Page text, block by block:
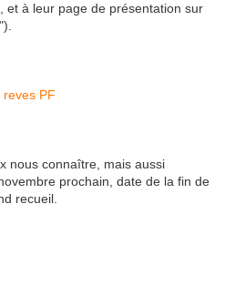
et à leur page de présentation sur
nous connaître, mais aussi
prochain, date de la fin de
recueil.